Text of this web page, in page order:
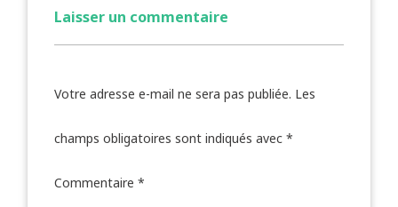
Laisser un commentaire
Votre adresse e-mail ne sera pas publiée. Les
champs obligatoires sont indiqués avec *
Commentaire *